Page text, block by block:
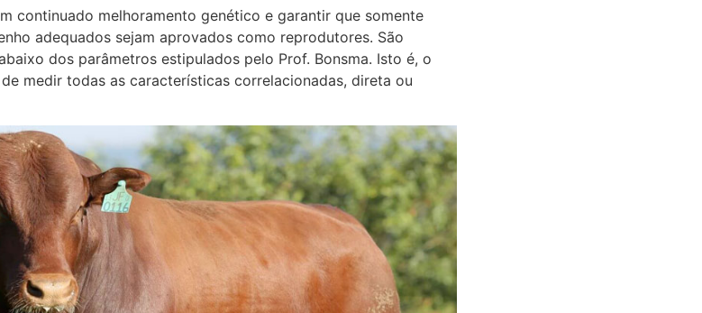
continuado melhoramento genético e garantir que somente
adequados sejam aprovados como reprodutores. São
dos parâmetros estipulados pelo Prof. Bonsma. Isto é, o
medir todas as características correlacionadas, direta ou